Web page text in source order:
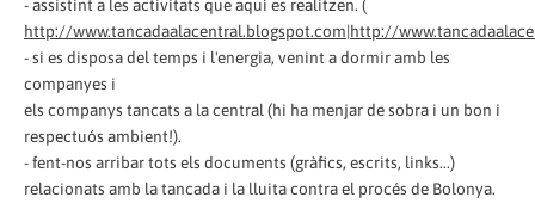
- assistint a les activitats que aquí es realitzen. (
http://www.tancadaalacentral.blogspot.com|http://
- si es disposa del temps i l'energia, venint a dormir amb les
companyes i
els companys tancats a la central (hi ha menjar de sobra i un bon i
respectuós ambient!).
- fent-nos arribar tots els documents (gràfics, escrits, links...)
relacionats amb la tancada i la lluita contra el procés de Bolonya.